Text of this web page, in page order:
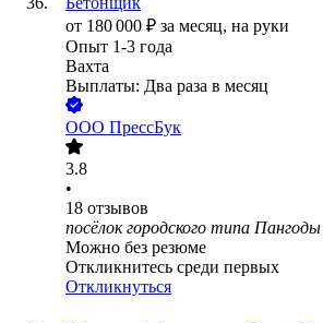
от 180 000 ₽ за месяц, на руки
Опыт 1-3 года
Вахта
Выплаты: Два раза в месяц
ООО ПрессБук
3.8
•
18 отзывов
посёлок городского типа Пангоды
Можно без резюме
Откликнитесь среди первых
Откликнуться